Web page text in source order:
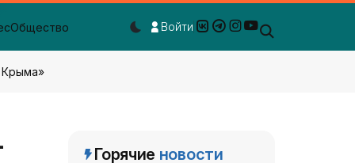
Общество
Dark mode toggle
Войти
Крыма»
Горячие новости